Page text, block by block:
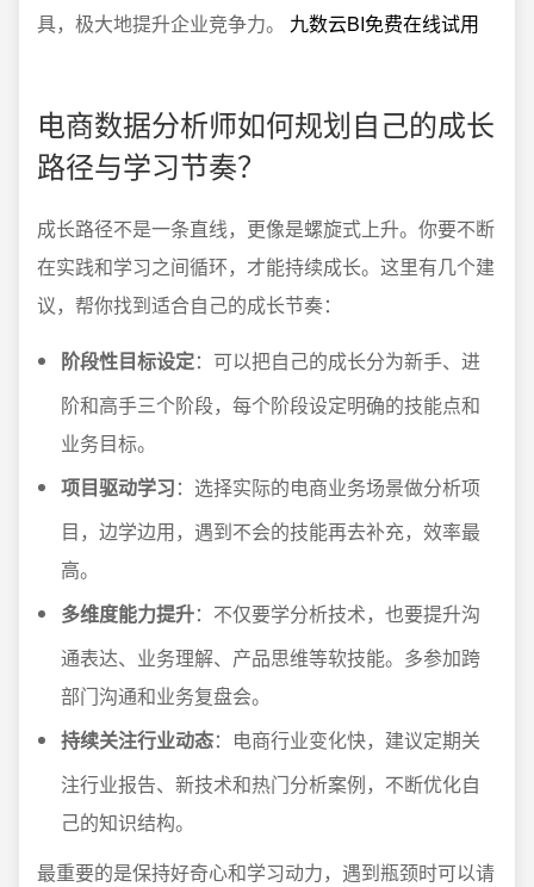
具，极大地提升企业竞争力。 九数云BI免费在线试用
电商数据分析师如何规划自己的成长
路径与学习节奏？
成长路径不是一条直线，更像是螺旋式上升。你要不断
在实践和学习之间循环，才能持续成长。这里有几个建
议，帮你找到适合自己的成长节奏：
阶段性目标设定：可以把自己的成长分为新手、进
阶和高手三个阶段，每个阶段设定明确的技能点和
业务目标。
项目驱动学习：选择实际的电商业务场景做分析项
目，边学边用，遇到不会的技能再去补充，效率最
高。
多维度能力提升：不仅要学分析技术，也要提升沟
通表达、业务理解、产品思维等软技能。多参加跨
部门沟通和业务复盘会。
持续关注行业动态：电商行业变化快，建议定期关
注行业报告、新技术和热门分析案例，不断优化自
己的知识结构。
最重要的是保持好奇心和学习动力，遇到瓶颈时可以请